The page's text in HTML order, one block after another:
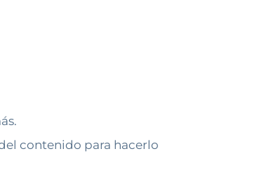
contenido para hacerlo